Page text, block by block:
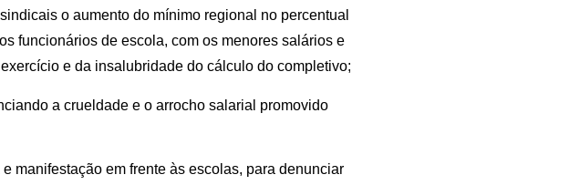
o aumento do mínimo regional no percentual
funcionários de escola, com os menores salários e
e da insalubridade do cálculo do completivo;
a crueldade e o arrocho salarial promovido
manifestação em frente às escolas, para denunciar